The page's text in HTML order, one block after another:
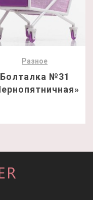
Разное
Болталка №31